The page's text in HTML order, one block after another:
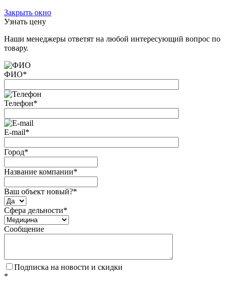
Закрыть окно
Узнать цену
Наши менеджеры ответят на любой интересующий вопрос по
товару.
ФИО*
Телефон*
E-mail*
Город*
Название компании*
Ваш объект новый?*
Сфера дельности*
Сообщение
Подписка на новости и скидки
*